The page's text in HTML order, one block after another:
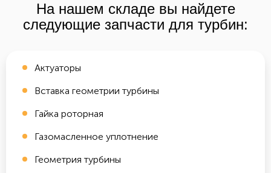
На нашем складе вы найдете
следующие запчасти для турбин:
Актуаторы
Вставка геометрии турбины
Гайка роторная
Газомасленное уплотнение
Геометрия турбины